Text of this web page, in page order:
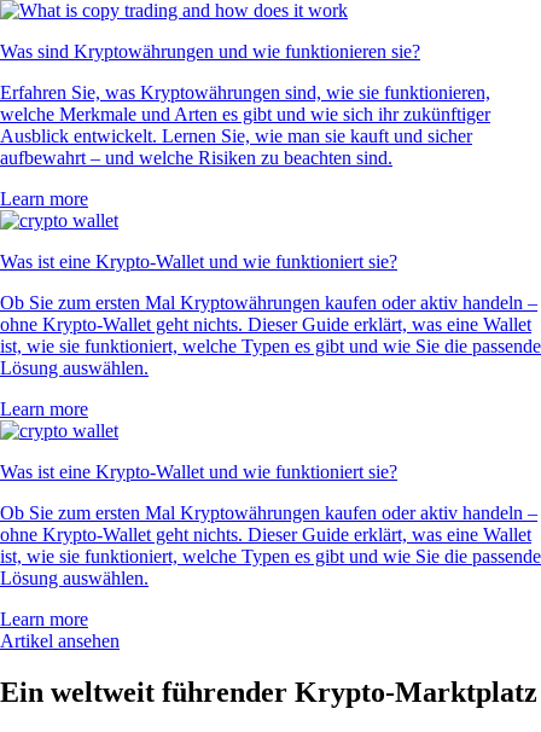
Was sind Kryptowährungen und wie funktionieren sie?
Erfahren Sie, was Kryptowährungen sind, wie sie funktionieren,
welche Merkmale und Arten es gibt und wie sich ihr zukünftiger
Ausblick entwickelt. Lernen Sie, wie man sie kauft und sicher
aufbewahrt – und welche Risiken zu beachten sind.
Learn more
Was ist eine Krypto-Wallet und wie funktioniert sie?
Ob Sie zum ersten Mal Kryptowährungen kaufen oder aktiv handeln –
ohne Krypto-Wallet geht nichts. Dieser Guide erklärt, was eine Wallet
ist, wie sie funktioniert, welche Typen es gibt und wie Sie die passende
Lösung auswählen.
Learn more
Was ist eine Krypto-Wallet und wie funktioniert sie?
Ob Sie zum ersten Mal Kryptowährungen kaufen oder aktiv handeln –
ohne Krypto-Wallet geht nichts. Dieser Guide erklärt, was eine Wallet
ist, wie sie funktioniert, welche Typen es gibt und wie Sie die passende
Lösung auswählen.
Learn more
Artikel ansehen
Ein weltweit führender Krypto-Marktplatz